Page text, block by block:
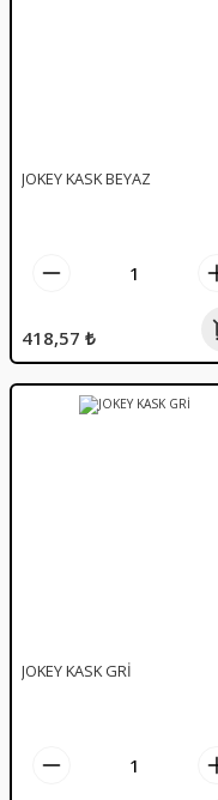
JOKEY KASK BEYAZ
418,57 ₺
JOKEY KASK GRİ